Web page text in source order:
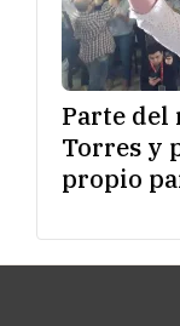
Parte del
Torres y
propio